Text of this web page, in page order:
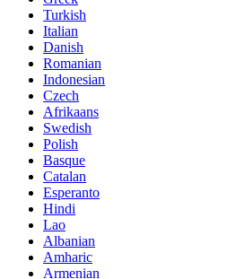
Turkish
Italian
Danish
Romanian
Indonesian
Czech
Afrikaans
Swedish
Polish
Basque
Catalan
Esperanto
Hindi
Lao
Albanian
Amharic
Armenian